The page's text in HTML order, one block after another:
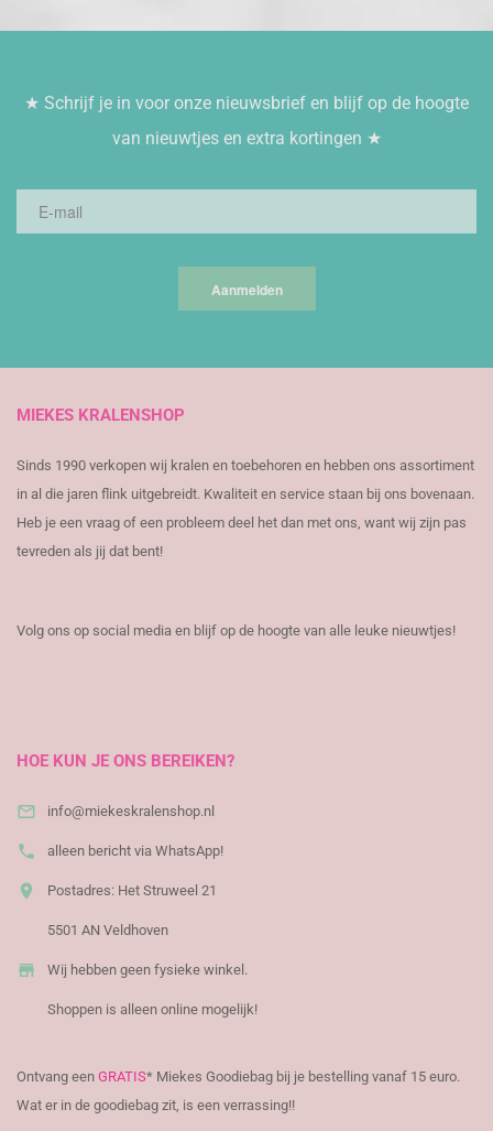
★ Schrijf je in voor onze nieuwsbrief en blijf op de hoogte
van nieuwtjes en extra kortingen ★
Aanmelden
MIEKES KRALENSHOP
Sinds 1990 verkopen wij kralen en toebehoren en hebben ons assortiment
in al die jaren flink uitgebreidt. Kwaliteit en service staan bij ons bovenaan.
Heb je een vraag of een probleem deel het dan met ons, want wij zijn pas
tevreden als jij dat bent!
Volg ons op social media en blijf op de hoogte van alle leuke nieuwtjes!
HOE KUN JE ONS BEREIKEN?
 info@miekeskralenshop.nl
 alleen bericht via WhatsApp!
 Postadres: Het Struweel 21
5501 AN Veldhoven
 Wij hebben geen fysieke winkel.
Shoppen is alleen online mogelijk!
Ontvang een GRATIS* Miekes Goodiebag bij je bestelling vanaf 15 euro.
Wat er in de goodiebag zit, is een verrassing!!